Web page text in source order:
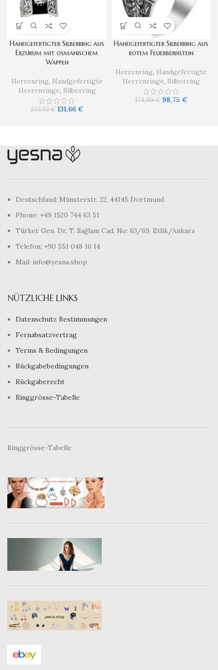
Handgefertigter Silberring aus
Erzurum mit osmanischem
Wappen
Herrenring, Handgefertigte
Herrenringe, Silberring
233,32€ 131,66 €
Handgefertigter Silberring aus
rotem Feuerbernstein
Herrenring, Handgefertigte
Herrenringe, Silberring
174,99€ 98,75 €
Deutschland: Münsterstr. 22, 44145 Dortmund
Phone: +49 1520 744 63 51
Türkei: Gen. Dr. T. Sağlam Cad. No: 63/69, Etlik/Ankara
Telefon: +90 551 048 16 14
Mail: info@yesna.shop
NÜTZLICHE LINKS
Datenschutz Bestimmungen
Fernabsatzvertrag
Terms & Bedingungen
Rückgabebedingungen
Rückgaberecht
Ringgrösse-Tabelle
Ringgrösse-Tabelle